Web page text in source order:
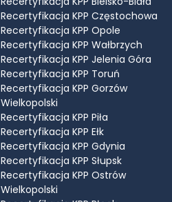
Recertyfikacja KPP Częstochowa
Recertyfikacja KPP Opole
Recertyfikacja KPP Wałbrzych
Recertyfikacja KPP Jelenia Góra
Recertyfikacja KPP Toruń
Recertyfikacja KPP Gorzów
Wielkopolski
Recertyfikacja KPP Piła
Recertyfikacja KPP Ełk
Recertyfikacja KPP Gdynia
Recertyfikacja KPP Słupsk
Recertyfikacja KPP Ostrów
Wielkopolski